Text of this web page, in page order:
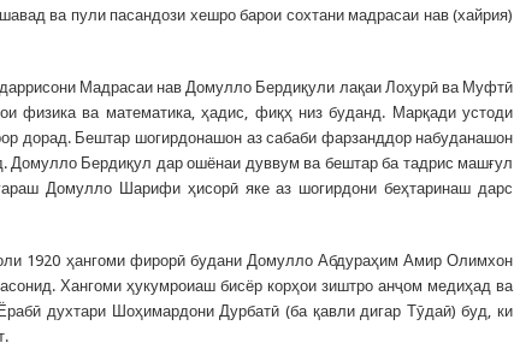
ва пули пасандози хешро барои сохтани мадрасаи нав (хайрия)
Мадрасаи нав Домулло Бердиқули лақаи Лоҳурӣ ва Муфтӣ
физика ва математика, ҳадис, фиқҳ низ буданд. Марқади устоди
дорад. Бештар шогирдонашон аз сабаби фарзанддор набуданашон
Домулло Бердиқул дар ошёнаи дуввум ва бештар ба тадрис машғул
Домулло Шарифи ҳисорӣ яке аз шогирдони беҳтаринаш дарс
1920 ҳангоми фирорӣ будани Домулло Абдураҳим Амир Олимхон
Хангоми ҳукумроиаш бисёр корҳои зиштро анҷом медиҳад ва
духтари Шоҳимардони Дурбатӣ (ба қавли дигар Тӯдаӣ) буд, ки